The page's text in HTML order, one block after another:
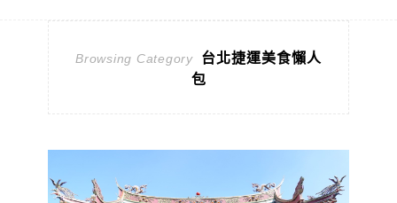
Browsing Category
台北捷運美食懶人
包